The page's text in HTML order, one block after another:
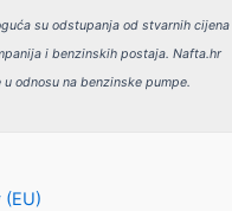
su odstupanja od stvarnih cijena
i benzinskih postaja. Nafta.hr
odnosu na benzinske pumpe.
(EU)